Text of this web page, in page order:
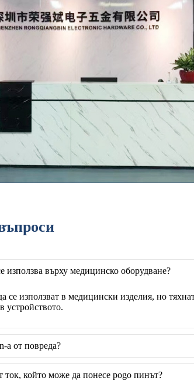
върху медицинско оборудване?
се използват в медицински изделия, но
устройството.
а от повреда?
който може да понесе pogo пинът?